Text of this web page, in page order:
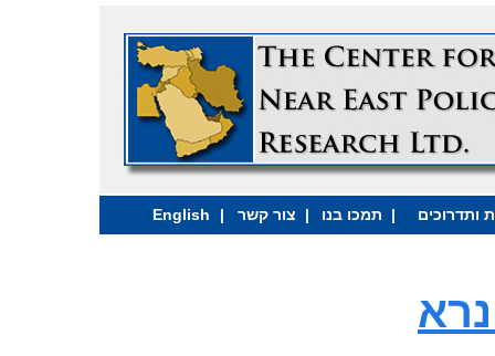
ותדרוכים | תמכו בנו | צור קשר |
English